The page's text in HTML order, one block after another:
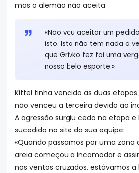
mas o alemão não aceita
«Não vou aceitar um
isto. Isto não tem nada a
que Grivko fez foi uma
nosso belo esporte.»
Kittel tinha vencido as duas
não venceu a terceira devido ao
A agressão surgiu cedo na etapa e
sucedido no site da sua equipe:
«Quando passamos por uma zona
areia começou a incomodar e
nos ventos cruzados, estávamos a